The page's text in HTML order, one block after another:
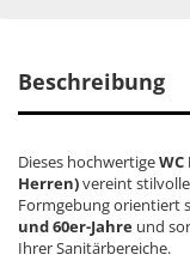
Beschreibung
Dieses hochwertige
Herren)vereint
Formgebung orientiert
und 60er-Jahre und
Ihrer Sanitärbereiche.